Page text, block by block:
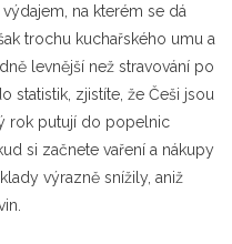
na kterém se dá
trochu kuchařského umu a
levnější než stravování po
statistik, zjistíte, že Češi jsou
rok putují do popelnic
si začnete vaření a nákupy
výrazně snížily, aniž